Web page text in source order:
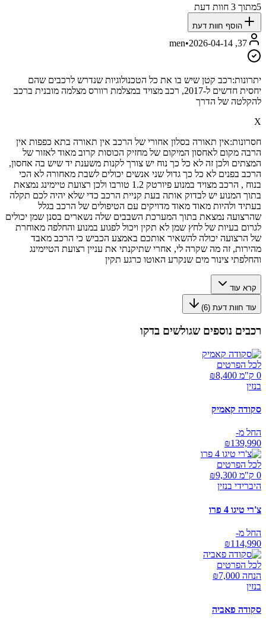
5מתוך 3 חוות דעת
הוסף חוות דעת
37, men
•2026-04-14
יתרונות:רכב קטן שיש בו את כל הטכנולוגיות שנדרש לרכבים שהם
יחסית חדשים ל-2017, רכב מצויד במצלמת רוורס מצלמה מובנית ברכב
להקלטה של הדרך
X
חסרונות:אין תאורה בסלון אחורי של הרכב אין תאורה בתא כפפות אין
הרבה מקום לאחסון המיקום של מחזיק הכוסות קרוב מאוד לאזור של
המצתים ולכן זה לא כל כך נוח יש צורך לקנות משענת יד שיש בה אחסון,
הרכב בפנים לא כל כך גדול שני אנשים יכולים לשבת מאחורה לא הכי
בנוח , הרכב מצויד במנוע פיורטק 1.2 טורבו ולכן רצועת טיימינג נמצאת
בתוך המנוע יש לבדוק אותה בעת קניית הרכב כדי שלא יהיה לכם תקלה
בעתיד ולהיות מאוד מאוד מדויקים עם הטיפולים של הרכב בגלל
שהרצועה נמצאת בתוך המערכת השבבים שלה נשארים בסנן שמן יכולים
לגרום בעיות של לחץ שמן לא תקין ויכול לפגוע במנוע והחלפה מאוחרת
של הרצועה יכולה להשאיר אותכם באמצע הכביש כי הרכב מאבד
מהירות, זה מה שקרה לי, אחרי שתיקנתי את עניין רצועת הטיימינג
והחלפתי צינור מים שנקרע האוטו כרגע תקין
קרא עוד
עוד חוות דעת (6
)
רכבים נוספים שגולשים בדקו
לכל הפרטים
0 ק"מ ₪
8,400
בנזין
סקודה קאמיק
החל מ-
₪139,990
לכל הפרטים
0 ק"מ ₪
9,300
היברידי בנזין
צ'רי טיגו 4 פרו
החל מ-
₪114,990
לכל הפרטים
הנחה ₪ 7,000
בנזין
סקודה פאביה